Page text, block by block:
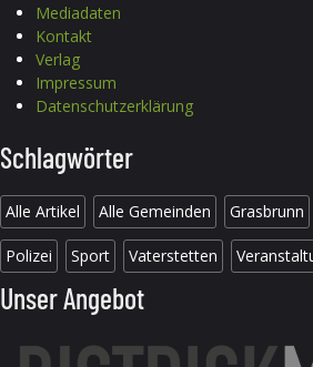
Mediadaten
Kontakt
Verlag
Impressum
Datenschutzerklärung
Schlagwörter
Alle Artikel Alle Gemeinden Grasbrunn
Polizei Sport Vaterstetten
Unser Angebot